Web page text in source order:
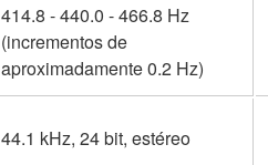
414.8 - 440.0 - 466.8 Hz
(incrementos de
aproximadamente 0.2 Hz)
44.1 kHz, 24 bit, estéreo